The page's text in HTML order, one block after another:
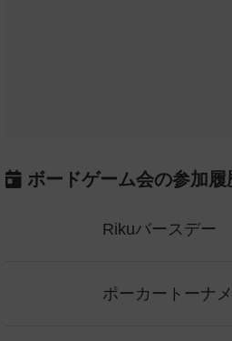
ボードゲーム会の参加履
Rikuバースデー
ポーカートーナ